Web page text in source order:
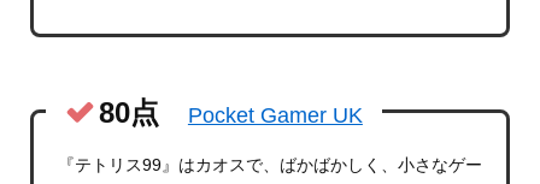
80点 Pocket Gamer UK
『テトリス99』はカオスで、ばかばかしく、小さなゲー